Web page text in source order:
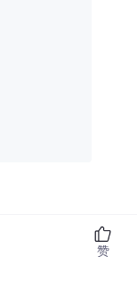
赞